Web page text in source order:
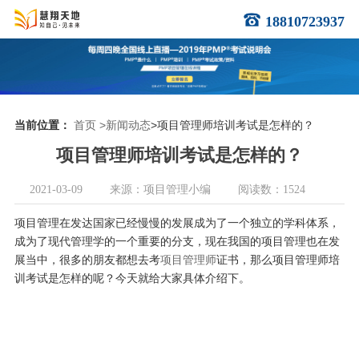
18810723937
当前位置： 首页 >新闻动态>项目管理师培训考试是怎样的？
项目管理师培训考试是怎样的？
2021-03-09 来源：项目管理小编 阅读数：1524
项目管理在发达国家已经慢慢的发展成为了一个独立的学科体系，
成为了现代管理学的一个重要的分支，现在我国的项目管理也在发
展当中，很多的朋友都想去考项目管理师证书，那么项目管理师培
训考试是怎样的呢？今天就给大家具体介绍下。